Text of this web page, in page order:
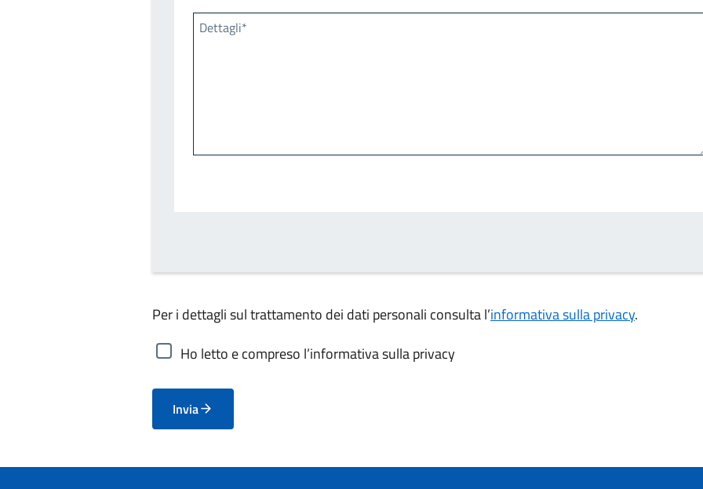
Dettagli*
Per i dettagli sul trattamento dei dati personali consulta l’informativa sulla privacy.
Ho letto e compreso l’informativa sulla privacy
Invia